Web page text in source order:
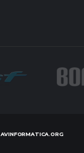
AVINFORMATICA.ORG